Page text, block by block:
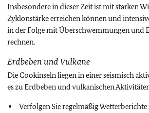
Insbesondere in dieser Zeit ist mit starken
Zyklonstärke erreichen können und
in der Folge mit Überschwemmungen und
rechnen.
Erdbeben und Vulkane
Die Cookinseln liegen in einer seismisch
es zu Erdbeben und vulkanischen
Verfolgen Sie regelmäßig Wetterberichte